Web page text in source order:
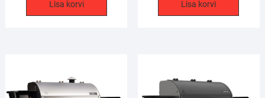
Lisa korvi Lisa korvi